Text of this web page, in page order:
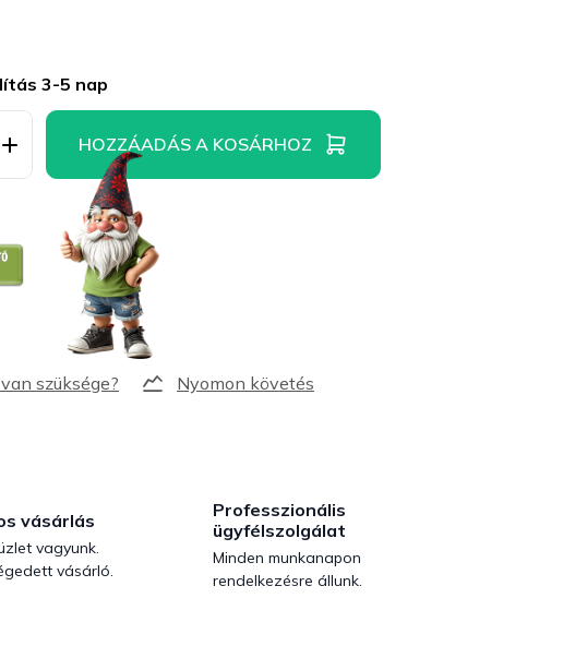
3-5 nap
HOZZÁADÁS A KOSÁRHOZ
Nyomon követés
vásárlás
vagyunk.
vásárló.
Professzionális
ügyfélszolgálat
Minden munkanapon
rendelkezésre állunk.